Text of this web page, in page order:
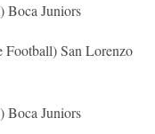
Boca Juniors
Football) San Lorenzo
Boca Juniors